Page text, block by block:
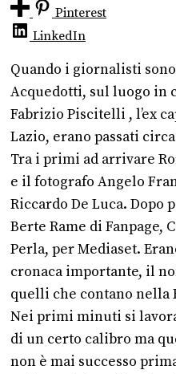
Pinterest
LinkedIn
Quando i giornalisti
Acquedotti, sul luogo in
Fabrizio Piscitelli , l’ex
Lazio, erano passati
Tra i primi ad arrivare
e il fotografo Angelo
Riccardo De Luca. Dopo
Berte Rame di Fanpage,
Perla, per Mediaset.
cronaca importante, il
quelli che contano nella
Nei primi minuti si
di un certo calibro ma
non è mai successo